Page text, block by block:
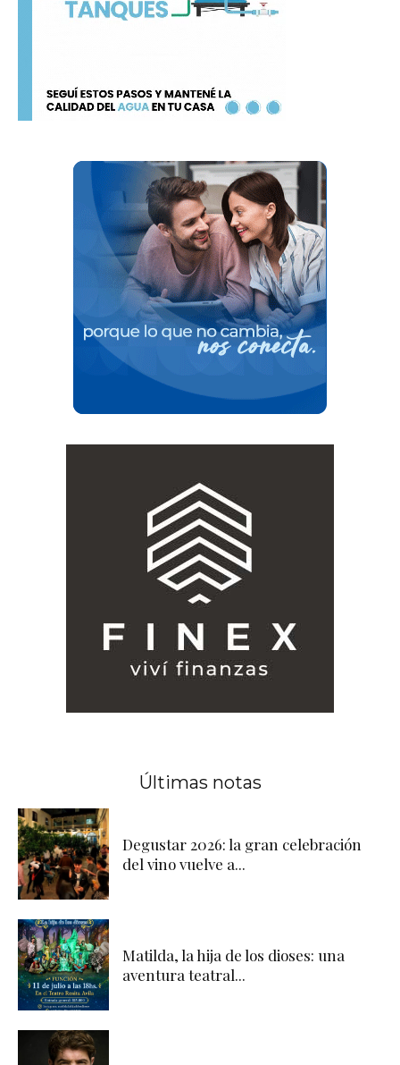
Últimas notas
Degustar 2026: la gran celebración
del vino vuelve a...
Matilda, la hija de los dioses: una
aventura teatral...